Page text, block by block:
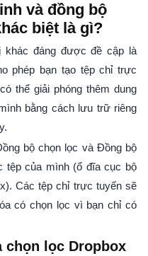
và đồng bộ
biệt là gì?
khác đáng được đề cập là
phép bạn tạo tệp chỉ trực
thể giải phóng thêm dung
bằng cách lưu trữ riêng
bộ chọn lọc và Đồng bộ
tệp của mình (ổ đĩa cục bộ
Các tệp chỉ trực tuyến sẽ
có chọn lọc vì bạn chỉ có
chọn lọc Dropbox